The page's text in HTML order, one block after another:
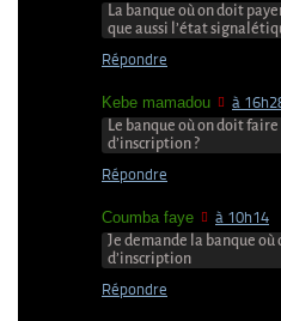
La banque où on doit
que aussi l’état
Répondre
Kebe mamadou à
Le banque où on doit
d’inscription ?
Répondre
Coumba faye à 10h14
Je demande la banque
d’inscription
Répondre